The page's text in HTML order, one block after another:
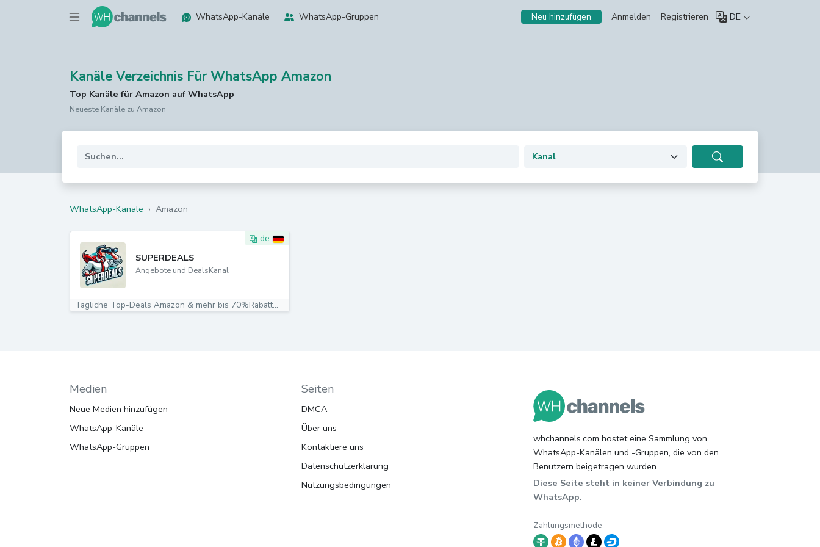
WhatsApp-Kanäle WhatsApp-Gruppen Neu hinzufügen Anmelden Registrieren DE
Kanäle Verzeichnis Für WhatsApp Amazon
Top Kanäle für Amazon auf WhatsApp
Neueste Kanäle zu Amazon
WhatsApp-Kanäle › Amazon
de
SUPERDEALS
Angebote und DealsKanal
Tägliche Top-Deals Amazon & mehr bis 70%Rabatt...
Medien
Neue Medien hinzufügen
WhatsApp-Kanäle
WhatsApp-Gruppen
Seiten
DMCA
Über uns
Kontaktiere uns
Datenschutzerklärung
Nutzungsbedingungen
whchannels.com hostet eine Sammlung von
WhatsApp-Kanälen und -Gruppen, die von den
Benutzern beigetragen wurden.
Diese Seite steht in keiner Verbindung zu
WhatsApp.
Zahlungsmethode